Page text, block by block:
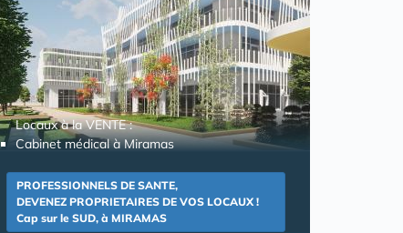
Locaux à la VENTE :
Cabinet médical à Miramas
PROFESSIONNELS DE SANTE,
DEVENEZ PROPRIETAIRES DE VOS LOCAUX !
Cap sur le SUD, à MIRAMAS